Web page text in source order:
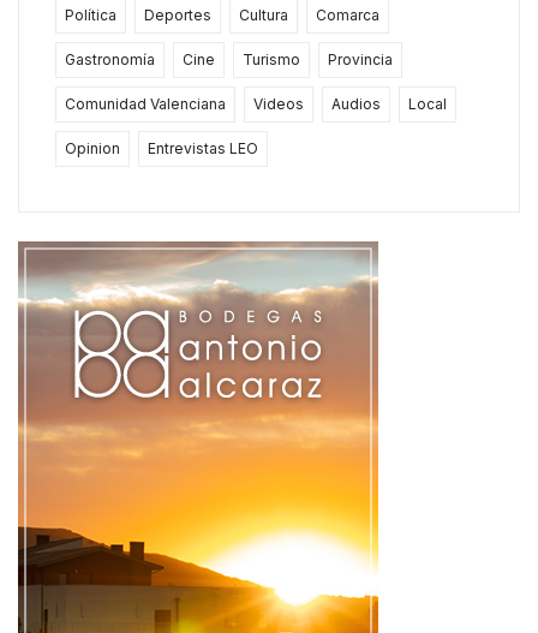
Política Deportes Cultura Comarca
Gastronomía Cine Turismo Provincia
Comunidad Valenciana Videos Audios Local
Opinion Entrevistas LEO